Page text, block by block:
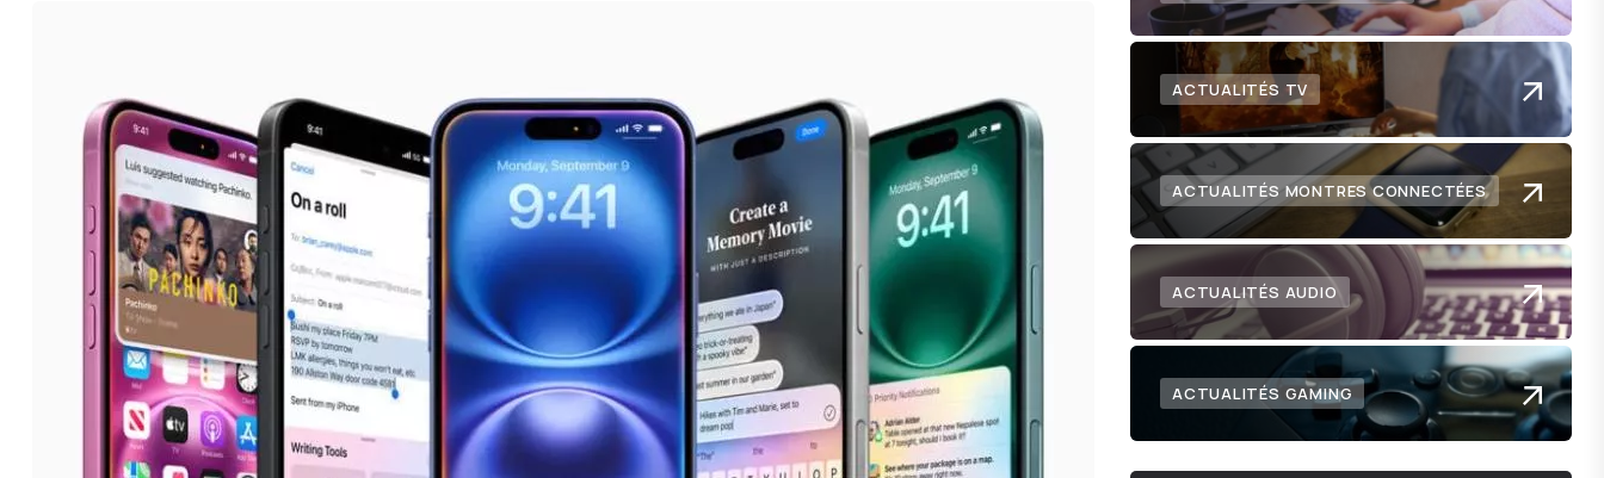
ACTUALITÉS TV
ACTUALITÉS MONTRES CONNECTÉES
ACTUALITÉS AUDIO
ACTUALITÉS GAMING